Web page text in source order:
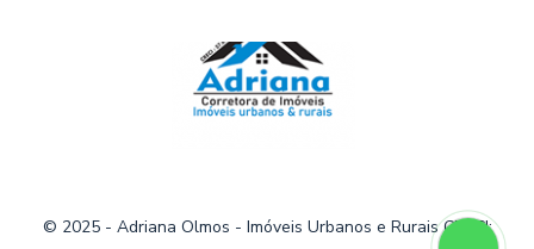
© 2025 - Adriana Olmos - Imóveis Urbanos e Rurais CRECI: